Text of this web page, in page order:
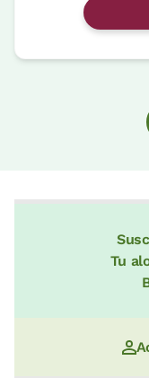
Tu